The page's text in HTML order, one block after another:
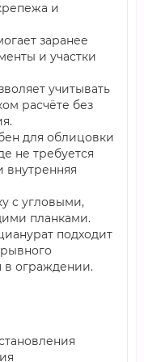
и
заранее
и участки
учитывать
расчёте без
для облицовки
не требуется
внутренняя
с угловыми,
планками.
подходит
в ограждении.